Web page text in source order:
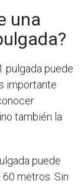
una
pulgada puede
importante
también la
puede
60 metros. Sin